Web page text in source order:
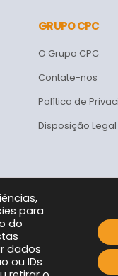
GRUPO CPC
O Grupo CPC
Contate-nos
Política de
Disposição Legal
para
do
dados
ou IDs